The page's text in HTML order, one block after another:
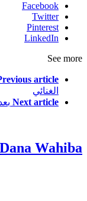
Facebook
Twitter
Pinterest
LinkedIn
See more
article
الغنائي
Next article
Dana Wahiba